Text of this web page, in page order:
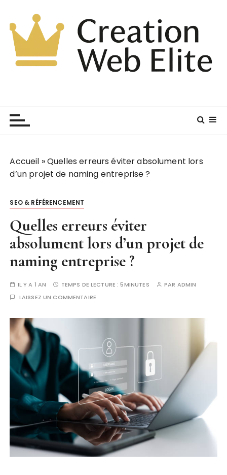
Accueil »Quelles erreurs éviter absolument lors
d’un projet de naming entreprise ?
SEO & RÉFÉRENCEMENT
Quelles erreurs éviter
absolument lors d’un projet de
naming entreprise ?
IL Y A 1 AN TEMPS DE LECTURE :5MINUTES PAR ADMIN
LAISSEZ UN COMMENTAIRE